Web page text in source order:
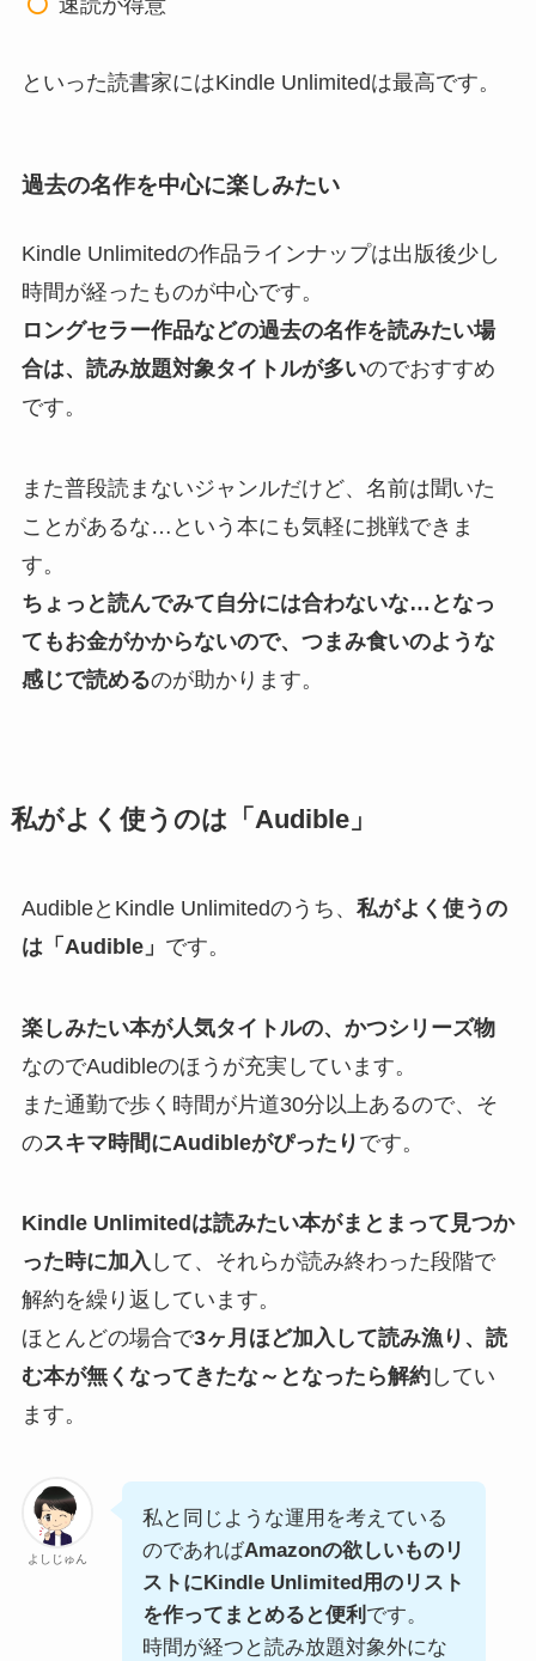
速読が得意
といった読書家にはKindle Unlimitedは最高です。
過去の名作を中心に楽しみたい
Kindle Unlimitedの作品ラインナップは出版後少し
時間が経ったものが中心です。
ロングセラー作品などの過去の名作を読みたい場
合は、読み放題対象タイトルが多いのでおすすめ
です。
また普段読まないジャンルだけど、名前は聞いた
ことがあるな…という本にも気軽に挑戦できま
す。
ちょっと読んでみて自分には合わないな…となっ
てもお金がかからないので、つまみ食いのような
感じで読めるのが助かります。
私がよく使うのは「Audible」
AudibleとKindle Unlimitedのうち、 私がよく使うの
は「Audible」 です。
楽しみたい本が人気タイトルの、かつシリーズ物
なのでAudibleのほうが充実しています。
また通勤で歩く時間が片道30分以上あるので、そ
のスキマ時間にAudibleがぴったり です。
Kindle Unlimitedは読みたい本がまとまって見つか
った時に加入 して、それらが読み終わった段階で
解約を繰り返しています。
ほとんどの場合で3ヶ月ほど加入して読み漁り、読
む本が無くなってきたな～となったら解約してい
ます。
よしじゅん
私と同じような運用を考えている
のであればAmazonの欲しいものリ
ストにKindle Unlimited用のリスト
を作ってまとめると便利 です。
時間が経つと読み放題対象外にな